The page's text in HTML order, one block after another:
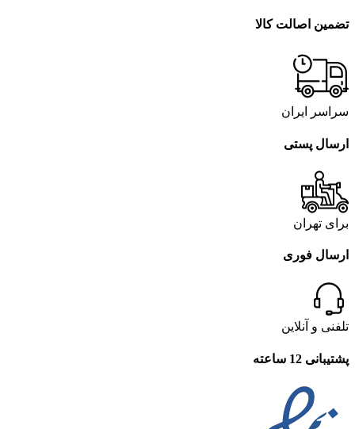
تضمین اصالت کالا
سراسر ایران
ارسال پستی
برای تهران
ارسال فوری
تلفنی و آنلاین
پشتیبانی 12 ساعته